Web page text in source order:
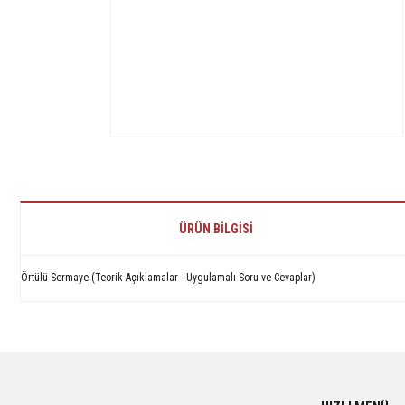
ÜRÜN BILGISI
Örtülü Sermaye (Teorik Açıklamalar - Uygulamalı Soru ve Cevaplar)